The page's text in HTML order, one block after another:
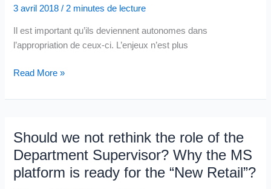
3 avril 2018/ 2 minutes de lecture
Il est important qu’ils deviennent autonomes dans
l’appropriation de ceux-ci. L’enjeux n’est plus
Arrêtez
former
collaborateurs sur
les
outils
!
Read More »
Should we not rethink the role of the
Department Supervisor? Why the MS
platform is ready for the “New Retail”?